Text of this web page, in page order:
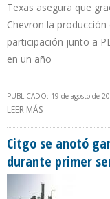
Texas asegura que
Chevron la
participación junto a
en un año
PUBLICADO: 19 de agosto de
LEER MÁS
Citgo se anotó
durante primer